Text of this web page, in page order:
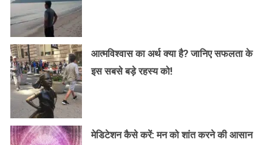
आत्मविश्वास का अर्थ क्या है? जानिए सफलता के
इस सबसे बड़े रहस्य को!
मेडिटेशन कैसे करें: मन को शांत करने की आसान